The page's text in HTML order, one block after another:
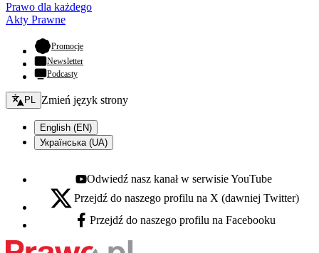
Prawo dla każdego
Akty Prawne
Promocje- otwiera się w nowej karcie
Newsletter
Podcasty
Zmień język - bieżący:
PL Zmień język strony
English (EN)
Українська (UA)
Youtube - otwiera się w nowej karcie
Odwiedź nasz kanał w serwisie YouTube
X - otwiera się w nowej karcie
Przejdź do naszego profilu na X (dawniej Twitter)
Facebook - otwiera się w nowej karcie
Przejdź do naszego profilu na Facebooku